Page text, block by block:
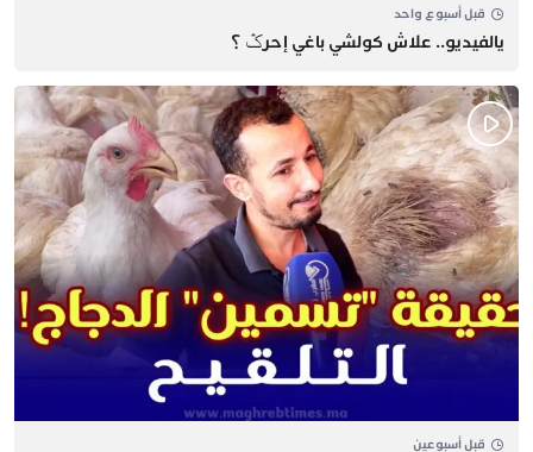
قبل أسبوع واحد
يالفيديو.. علاش كولشي باغي إحرݣ ؟
قبل أسبوعين